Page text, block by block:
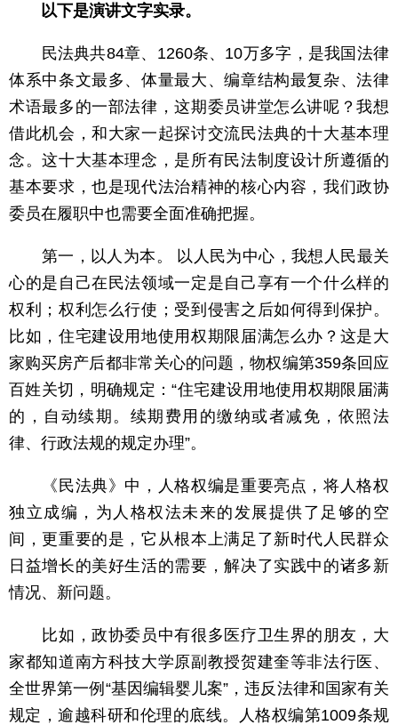
以下是演讲文字实录。
民法典共84章、1260条、10万多字，是我国法律
体系中条文最多、体量最大、编章结构最复杂、法律
术语最多的一部法律，这期委员讲堂怎么讲呢？我想
借此机会，和大家一起探讨交流民法典的十大基本理
念。这十大基本理念，是所有民法制度设计所遵循的
基本要求，也是现代法治精神的核心内容，我们政协
委员在履职中也需要全面准确把握。
第一，以人为本。 以人民为中心，我想人民最关
心的是自己在民法领域一定是自己享有一个什么样的
权利；权利怎么行使；受到侵害之后如何得到保护。
比如，住宅建设用地使用权期限届满怎么办？这是大
家购买房产后都非常关心的问题，物权编第359条回应
百姓关切，明确规定：“住宅建设用地使用权期限届满
的，自动续期。续期费用的缴纳或者减免，依照法
律、行政法规的规定办理”。
《民法典》中，人格权编是重要亮点，将人格权
独立成编，为人格权法未来的发展提供了足够的空
间，更重要的是，它从根本上满足了新时代人民群众
日益增长的美好生活的需要，解决了实践中的诸多新
情况、新问题。
比如，政协委员中有很多医疗卫生界的朋友，大
家都知道南方科技大学原副教授贺建奎等非法行医、
全世界第一例“基因编辑婴儿案”，违反法律和国家有关
规定，逾越科研和伦理的底线。人格权编第1009条规